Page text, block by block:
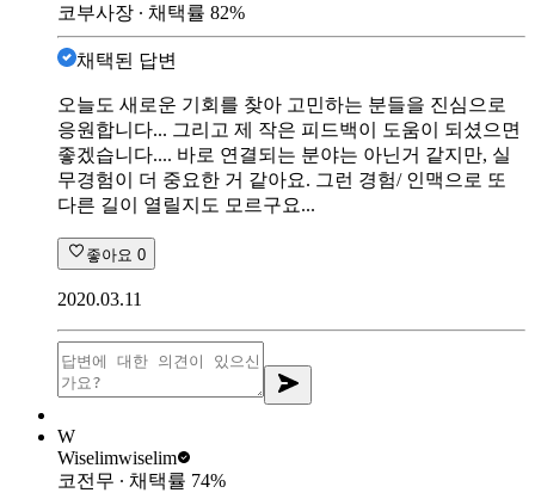
코부사장 ∙ 채택률 82%
채택된 답변
오늘도 새로운 기회를 찾아 고민하는 분들을 진심으로
응원합니다... 그리고 제 작은 피드백이 도움이 되셨으면
좋겠습니다.... 바로 연결되는 분야는 아닌거 같지만, 실
무경험이 더 중요한 거 같아요. 그런 경험/ 인맥으로 또
다른 길이 열릴지도 모르구요...
좋아요 0
2020.03.11
W
Wiselimwiselim
코전무 ∙ 채택률 74%